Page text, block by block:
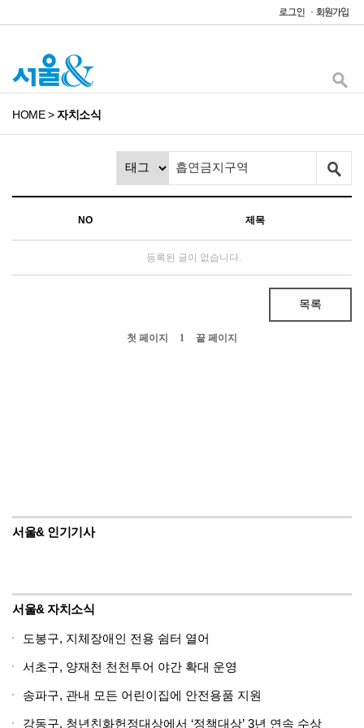
HOME>자치소식
NO 제목
등록된 글이 없습니다.
목록
첫 페이지 1 끝 페이지
서울& 인기기사
서울& 자치소식
도봉구, 지체장애인 전용 쉼터 열어
서초구, 양재천 천천투어 야간 확대 운영
송파구, 관내 모든 어린이집에 안전용품 지원
강동구, 청년친화헌정대상에서 ‘정책대상’ 3년 연속 수상